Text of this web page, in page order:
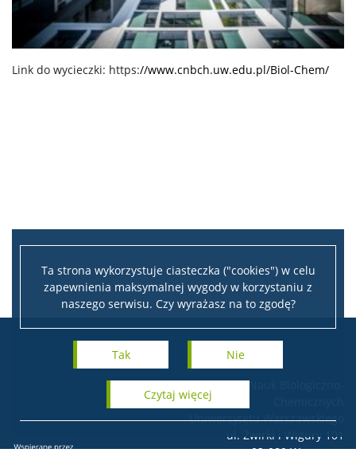
Ta strona wykorzystuje ciasteczka ("cookies") w celu
zapewnienia maksymalnej wygody w korzystaniu z
naszego serwisu. Czy wyrażasz na to zgodę?
Tak Nie
czytaj więcej
Link do wycieczki: https://www.cnbch.uw.edu.pl/Biol-Chem/
Centrum Nauk Biologiczno-
Uniwersytetu Warszawskiego
ul. Żwirki i Wigury 101
02-089 Warszawa